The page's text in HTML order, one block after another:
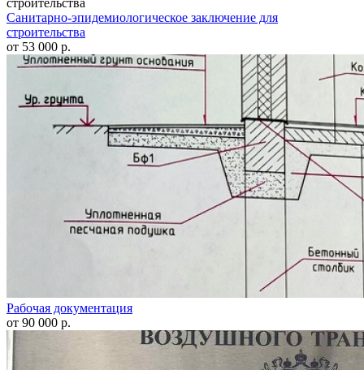
Санитарно-эпидемиологическое заключение для
строительства
от 53 000 р.
Рабочая документация
от 90 000 р.